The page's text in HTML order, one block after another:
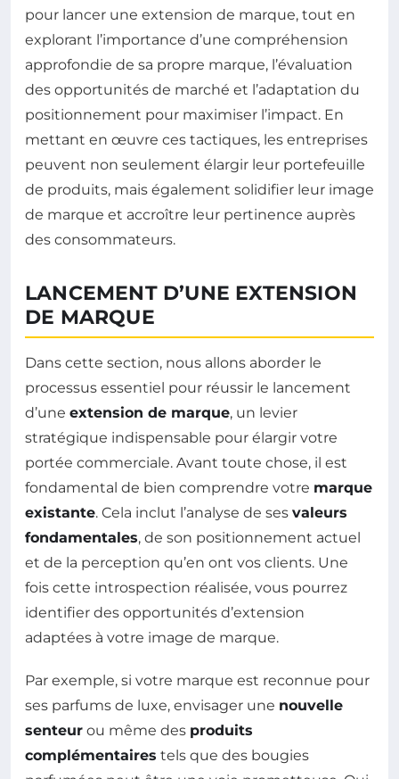
pour lancer une extension de marque, tout en
explorant l’importance d’une compréhension
approfondie de sa propre marque, l’évaluation
des opportunités de marché et l’adaptation du
positionnement pour maximiser l’impact. En
mettant en œuvre ces tactiques, les entreprises
peuvent non seulement élargir leur portefeuille
de produits, mais également solidifier leur image
de marque et accroître leur pertinence auprès
des consommateurs.
LANCEMENT D’UNE EXTENSION
DE MARQUE
Dans cette section, nous allons aborder le
processus essentiel pour réussir le lancement
d’une extension de marque, un levier
stratégique indispensable pour élargir votre
portée commerciale. Avant toute chose, il est
fondamental de bien comprendre votre marque
existante. Cela inclut l’analyse de ses valeurs
fondamentales, de son positionnement actuel
et de la perception qu’en ont vos clients. Une
fois cette introspection réalisée, vous pourrez
identifier des opportunités d’extension
adaptées à votre image de marque.
Par exemple, si votre marque est reconnue pour
ses parfums de luxe, envisager une nouvelle
senteur ou même des produits
complémentaires tels que des bougies